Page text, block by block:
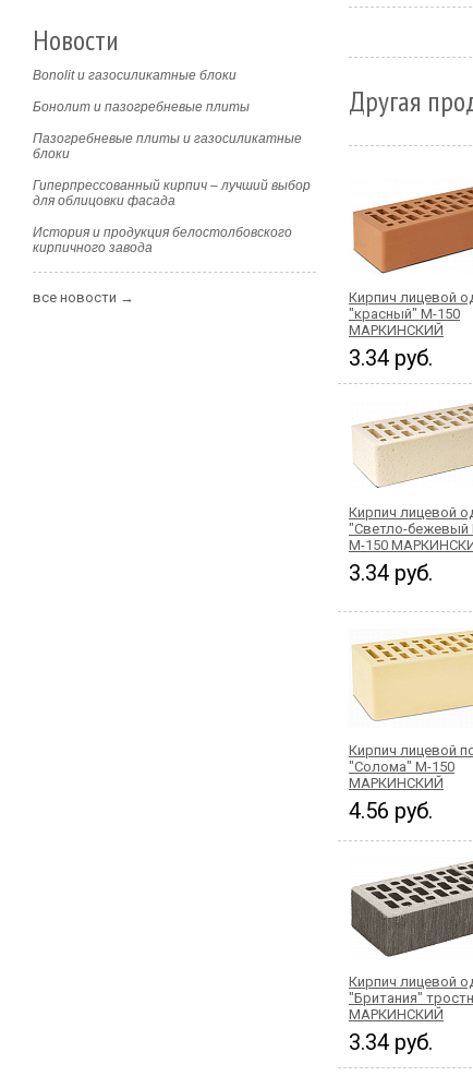
Другая
Кирпич лицевой
"красный" М-150
МАРКИНСКИЙ
3.34 руб.
Кирпич лицевой
"Светло-бежевый
М-150
3.34 руб.
Кирпич лицевой
"Солома" М-150
МАРКИНСКИЙ
4.56 руб.
Кирпич лицевой
"Британия"
МАРКИНСКИЙ
3.34 руб.
Новости
Bonolit и газосиликатные блоки
Бонолит и пазогребневые плиты
Пазогребневые плиты и газосиликатные
блоки
Гиперпрессованный кирпич – лучший выбор
для облицовки фасада
История и продукция белостолбовского
кирпичного завода
все новости →